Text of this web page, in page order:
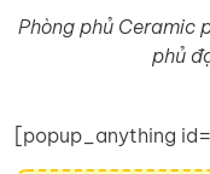
Phòng phủ Ceramic
phủ
[popup_anything